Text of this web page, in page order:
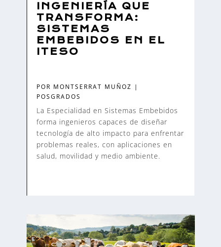
INGENIERÍA QUE
TRANSFORMA:
SISTEMAS
EMBEBIDOS EN EL
ITESO
POR MONTSERRAT MUÑOZ |
POSGRADOS
La Especialidad en Sistemas Embebidos
forma ingenieros capaces de diseñar
tecnología de alto impacto para enfrentar
problemas reales, con aplicaciones en
salud, movilidad y medio ambiente.